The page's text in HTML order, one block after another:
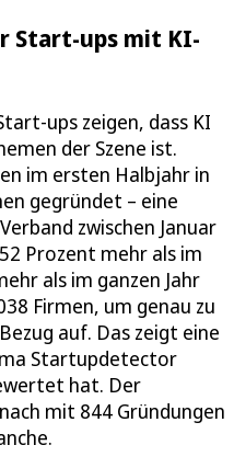
Start-ups mit KI-
ups zeigen, dass KI
der Szene ist.
im ersten Halbjahr in
gegründet – eine
zwischen Januar
Prozent mehr als im
als im ganzen Jahr
Firmen, um genau zu
auf. Das zeigt eine
Startupdetector
hat. Der
mit 844 Gründungen